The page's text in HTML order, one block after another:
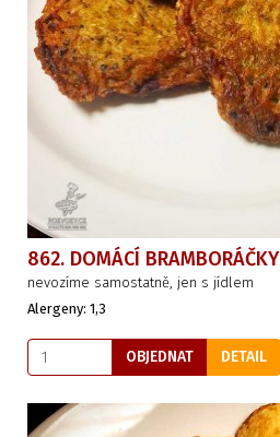
862. DOMÁCÍ BRAMBORÁČKY
nevozíme samostatně, jen s jídlem
Alergeny: 1,3
OBJEDNAT DETAIL